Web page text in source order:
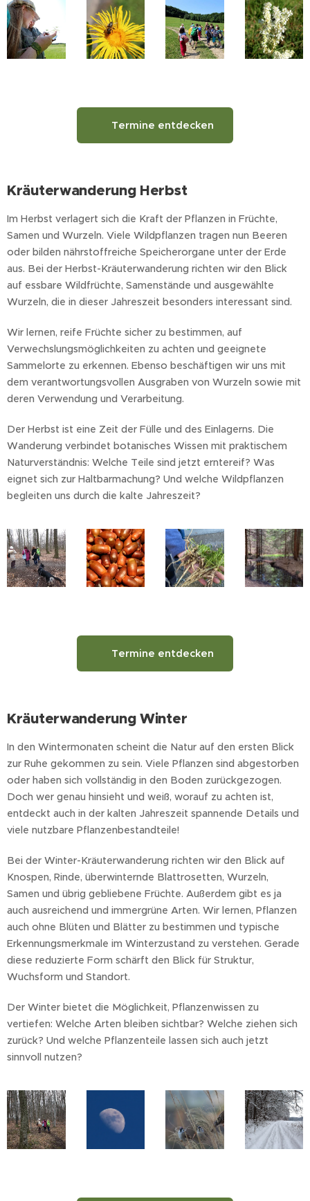
🌿 Termine entdecken
Kräuterwanderung Herbst
Im Herbst verlagert sich die Kraft der Pflanzen in Früchte,
Samen und Wurzeln. Viele Wildpflanzen tragen nun Beeren
oder bilden nährstoffreiche Speicherorgane unter der Erde
aus. Bei der Herbst-Kräuterwanderung richten wir den Blick
auf essbare Wildfrüchte, Samenstände und ausgewählte
Wurzeln, die in dieser Jahreszeit besonders interessant sind.
Wir lernen, reife Früchte sicher zu bestimmen, auf
Verwechslungsmöglichkeiten zu achten und geeignete
Sammelorte zu erkennen. Ebenso beschäftigen wir uns mit
dem verantwortungsvollen Ausgraben von Wurzeln sowie mit
deren Verwendung und Verarbeitung.
Der Herbst ist eine Zeit der Fülle und des Einlagerns. Die
Wanderung verbindet botanisches Wissen mit praktischem
Naturverständnis: Welche Teile sind jetzt erntereif? Was
eignet sich zur Haltbarmachung? Und welche Wildpflanzen
begleiten uns durch die kalte Jahreszeit?
🌿 Termine entdecken
Kräuterwanderung Winter
In den Wintermonaten scheint die Natur auf den ersten Blick
zur Ruhe gekommen zu sein. Viele Pflanzen sind abgestorben
oder haben sich vollständig in den Boden zurückgezogen.
Doch wer genau hinsieht und weiß, worauf zu achten ist,
entdeckt auch in der kalten Jahreszeit spannende Details und
viele nutzbare Pflanzenbestandteile!
Bei der Winter-Kräuterwanderung richten wir den Blick auf
Knospen, Rinde, überwinternde Blattrosetten, Wurzeln,
Samen und übrig gebliebene Früchte. Außerdem gibt es ja
auch ausreichend und immergrüne Arten. Wir lernen, Pflanzen
auch ohne Blüten und Blätter zu bestimmen und typische
Erkennungsmerkmale im Winterzustand zu verstehen. Gerade
diese reduzierte Form schärft den Blick für Struktur,
Wuchsform und Standort.
Der Winter bietet die Möglichkeit, Pflanzenwissen zu
vertiefen: Welche Arten bleiben sichtbar? Welche ziehen sich
zurück? Und welche Pflanzenteile lassen sich auch jetzt
sinnvoll nutzen?